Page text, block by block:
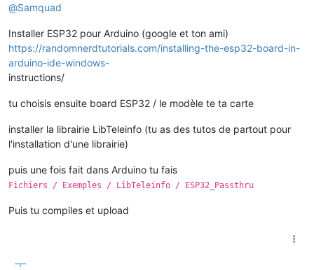
@Samquad
Installer ESP32 pour Arduino (google et ton ami)
https://randomnerdtutorials.com/installing-the-esp32-board-in-
arduino-ide-windows-
instructions/
tu choisis ensuite board ESP32 / le modèle te ta carte
installer la librairie LibTeleinfo (tu as des tutos de partout pour
l'installation d'une librairie)
puis une fois fait dans Arduino tu fais
Fichiers / Exemples / LibTeleinfo / ESP32_Passthru
Puis tu compiles et upload